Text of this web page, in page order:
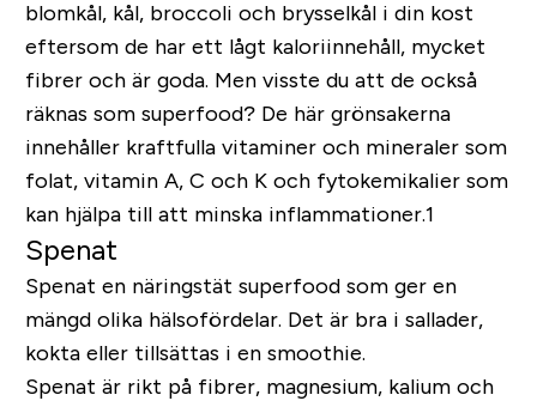
blomkål, kål, broccoli och brysselkål i din kost
eftersom de har ett lågt kaloriinnehåll, mycket
fibrer och är goda. Men visste du att de också
räknas som superfood? De här grönsakerna
innehåller kraftfulla vitaminer och mineraler som
folat, vitamin A, C och K och fytokemikalier som
kan hjälpa till att minska inflammationer.1
Spenat
Spenat en näringstät superfood som ger en
mängd olika hälsofördelar. Det är bra i sallader,
kokta eller tillsättas i en smoothie.
Spenat är rikt på fibrer, magnesium, kalium och